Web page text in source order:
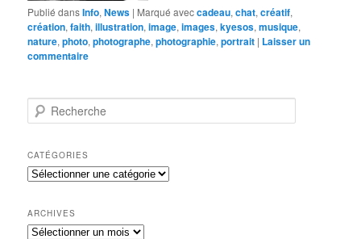
Publié dansInfo,News | Marqué aveccadeau,chat,créatif,
création,faith,illustration,image,images,kyesos,musique,
nature,photo,photographe,photographie,portrait | Laisser un
commentaire
e
h
e
r
h
e
CATÉGORIES
Catégories
ARCHIVES
Archives